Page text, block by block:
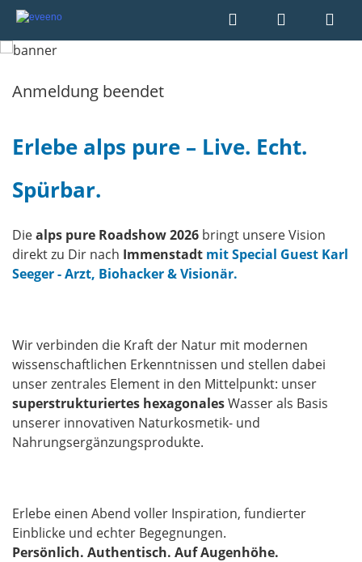
Anmeldung beendet
Erlebe alps pure – Live. Echt.
Spürbar.
Diealps pure Roadshow 2026 bringt unsere Vision
direkt zu Dir nach Immenstadt mit Special Guest Karl
Seeger - Arzt, Biohacker & Visionär.
Wir verbinden die Kraft der Natur mit modernen
wissenschaftlichen Erkenntnissen und stellen dabei
unser zentrales Element in den Mittelpunkt: unser
superstrukturiertes hexagonalesWasser als Basis
unserer innovativen Naturkosmetik- und
Nahrungsergänzungsprodukte.
Erlebe einen Abend voller Inspiration, fundierter
Einblicke und echter Begegnungen.
Persönlich. Authentisch. Auf Augenhöhe.